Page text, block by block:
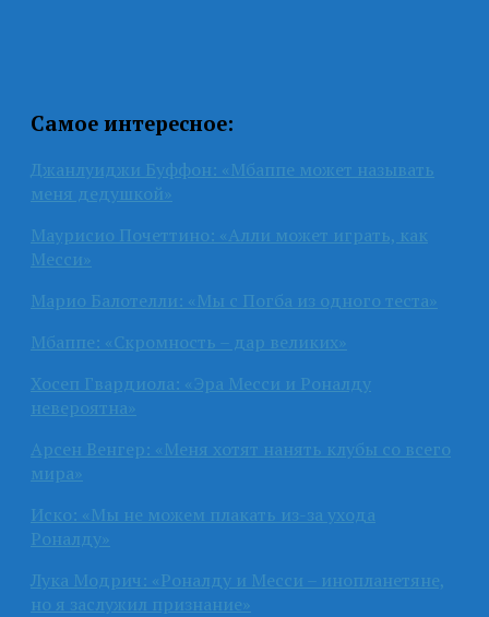
Самое интересное:
Джанлуиджи Буффон: «Мбаппе может называть
меня дедушкой»
Маурисио Почеттино: «Алли может играть, как
Месси»
Марио Балотелли: «Мы с Погба из одного теста»
Мбаппе: «Скромность – дар великих»
Хосеп Гвардиола: «Эра Месси и Роналду
невероятна»
Арсен Венгер: «Меня хотят нанять клубы со всего
мира»
Иско: «Мы не можем плакать из-за ухода
Роналду»
Лука Модрич: «Роналду и Месси – инопланетяне,
но я заслужил признание»